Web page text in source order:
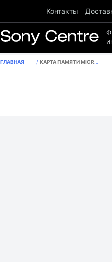
Контакты
ГЛАВНАЯ КАРТА ПАМЯТИ MICROSD 32GB CLASS 10 (UHS-I) KINGSTON SDCS2/32GBSP